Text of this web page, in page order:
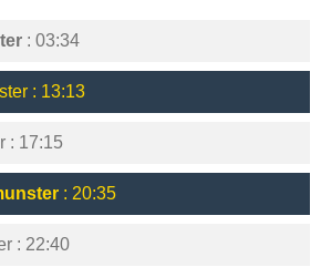
: 03:34
: 13:13
: 17:15
: 20:35
: 22:40